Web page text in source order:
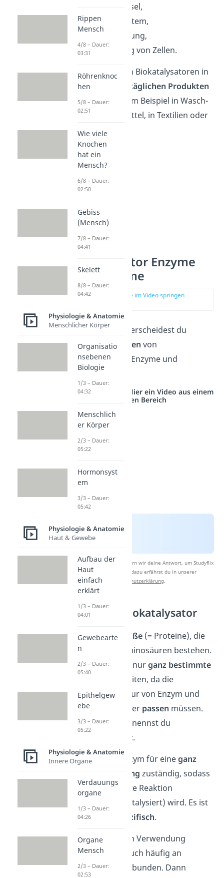
der Stoffwechsel,
das Immunsystem,
die Blutgerinnung,
die Neubildung von Zellen.
Außerdem werden Biokatalysatoren in
verschiedenen
alltäglichen Produkten
verwendet, wie zum Beispiel in Wasch-
und Reinigungsmittel, in Textilien oder
im Papier.
Biokatalysator Enzyme
und Ribozyme
zur Stelle im Video springen
Grundsätzlich unterscheidest du
zwischenzwei Arten von
Biokatalysatoren: Enzyme und
Ribozyme.
Studyflix vernetzt: Hier ein Video aus einem
anderen Bereich
Nach Beantwortung speichern wir deine Antwort, um Studyflix
zu verbessern. Mehr dazu erfährst du in unserer
Datenschutzerklärung.
Enzyme als Biokatalysator
Enzyme sindEiweiße (= Proteine), die
aus Ketten von Aminosäuren bestehen.
Jedes Enzym kann nurganz bestimmte
verarbeiten, da die
molekulare Struktur von Enzym und
Substrat zueinander passen müssen.
Diese Eigenschaft nennst du
Substratspezifität.
Dabei ist jedes Enzym für eineganz
bestimmte Wirkung zuständig, sodass
nur eine bestimmte Reaktion
beschleunigt (= katalysiert) wird. Es ist
alsowirkungsspezifisch.
In der industriellen Verwendung
werden Enzyme auch häufig an
Trägermaterial
gebunden. Dann
Rippen
Mensch
4/8 – Dauer:
03:31
Röhrenknoc
hen
5/8 – Dauer:
02:51
Wie viele
Knochen
hat ein
Mensch?
6/8 – Dauer:
02:50
Gebiss
(Mensch)
7/8 – Dauer:
04:41
Skelett
8/8 – Dauer:
04:42
Physiologie & Anatomie
Menschlicher Körper
Organisatio
nsebenen
Biologie
1/3 – Dauer:
04:32
Menschlich
er Körper
2/3 – Dauer:
05:22
Hormonsyst
em
3/3 – Dauer:
05:42
Physiologie & Anatomie
Haut & Gewebe
Aufbau der
Haut
einfach
erklärt
1/3 – Dauer:
04:01
Gewebearte
n
2/3 – Dauer:
05:40
Epithelgew
ebe
3/3 – Dauer:
05:22
Physiologie & Anatomie
Innere Organe
Verdauungs
organe
1/3 – Dauer:
04:26
Organe
Mensch
2/3 – Dauer:
02:53